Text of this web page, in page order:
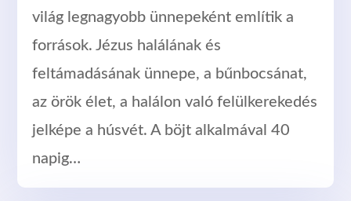
világ legnagyobb ünnepeként említik a
források. Jézus halálának és
feltámadásának ünnepe, a bűnbocsánat,
az örök élet, a halálon való felülkerekedés
jelképe a húsvét. A böjt alkalmával 40
napig…